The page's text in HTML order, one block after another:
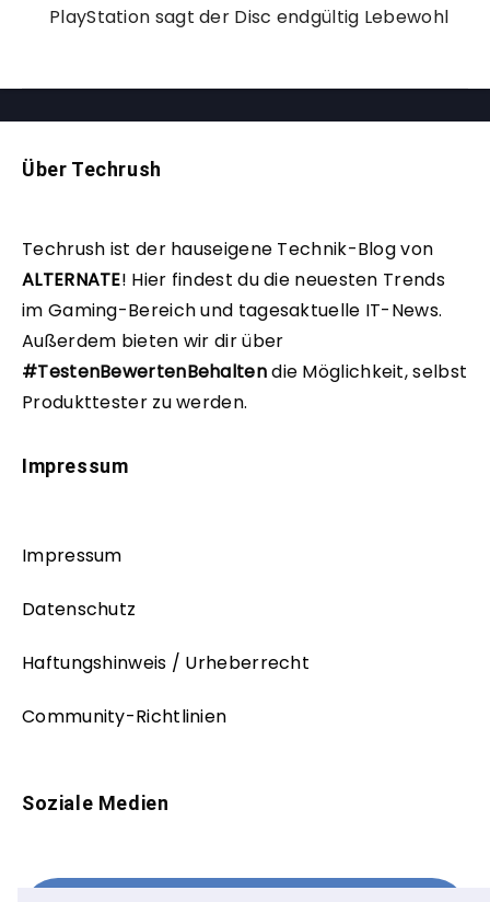
PlayStation sagt der Disc endgültig Lebewohl
Über Techrush
Techrush ist der hauseigene Technik-Blog von
ALTERNATE! Hier findest du die neuesten Trends
im Gaming-Bereich und tagesaktuelle IT-News.
Außerdem bieten wir dir über
#TestenBewertenBehaltendie Möglichkeit, selbst
Produkttester zu werden.
Impressum
Impressum
Datenschutz
Haftungshinweis / Urheberrecht
Community-Richtlinien
Soziale Medien